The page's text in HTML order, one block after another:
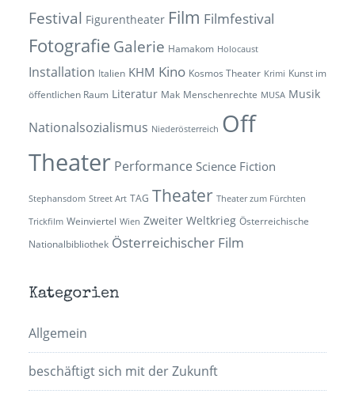
Festival Figurentheater Film Filmfestival
Fotografie Galerie Hamakom Holocaust
Installation Italien KHM Kino Kosmos Theater Krimi Kunst im
öffentlichen Raum Literatur Mak Menschenrechte MUSA Musik
Nationalsozialismus Niederösterreich Off
Theater Performance Science Fiction
Stephansdom Street Art TAG Theater Theater zum Fürchten
Trickfilm Weinviertel Wien Zweiter Weltkrieg Österreichische
Nationalbibliothek Österreichischer Film
Kategorien
Allgemein
beschäftigt sich mit der Zukunft